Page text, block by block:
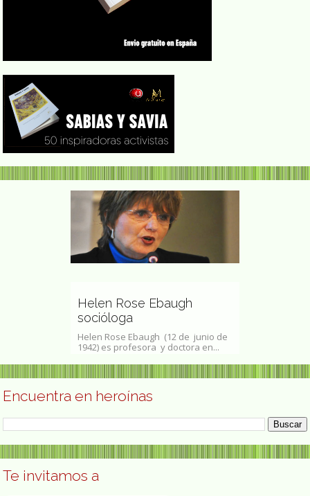
Helen Rose Ebaugh
socióloga
Helen Rose Ebaugh (12 de junio de
1942) es profesora y doctora en...
Encuentra en heroínas
Te invitamos a